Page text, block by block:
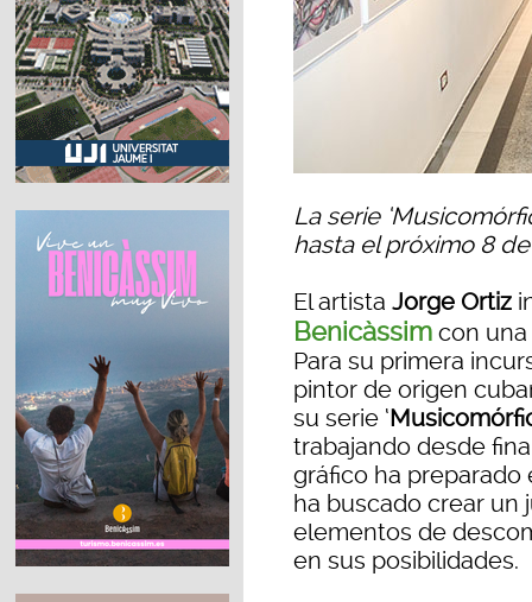
La serie
hasta el próximo 8
El artista Jorge Ortiz
Benicàssim con
Para su primera
pintor de origen
su serie ‘
trabajando desde
gráfico ha
ha buscado crear un
elementos de
en sus posibilidades.